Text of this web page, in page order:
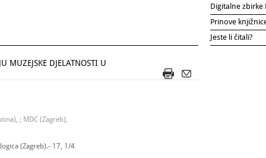
MUZEJSKE DJELATNOSTI U
; MDC (Zagreb),
(Zagreb).- 17, 1/4
Digitalne zbirke
Prinove
Jeste li čitali?